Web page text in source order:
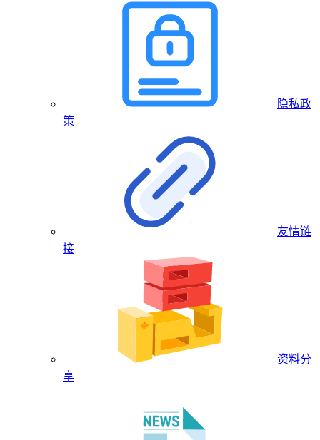
隐私政
策
友情链
接
资料分
享